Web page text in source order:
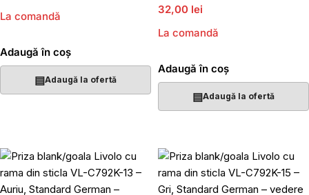
La comandă
Adaugă în coș
▤Adaugă la ofertă
32,00 lei
La comandă
Adaugă în coș
▤Adaugă la ofertă